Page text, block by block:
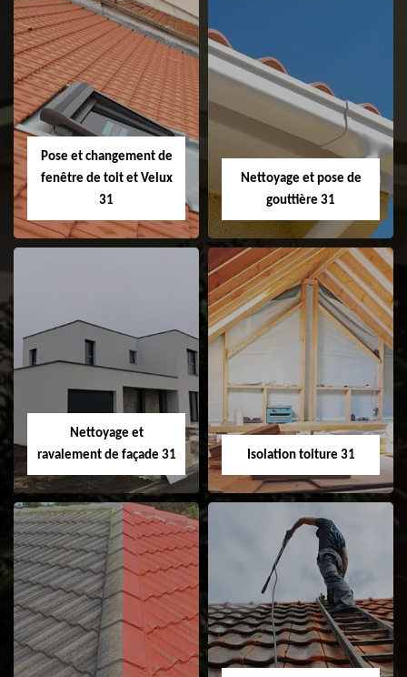
Couvreur 31
Etanchéité de
faitage et faitière
31
Pose et changement de
fenêtre de toit et Velux
31
Pose et
changement de
fenêtre de toit et
Velux 31
Nettoyage et pose de
gouttière 31
Nettoyage et pose
Nettoyage et
ravalement de façade 31
Nettoyage et
ravalement de
façade 31
Isolation toiture 31
Isolation toiture 31